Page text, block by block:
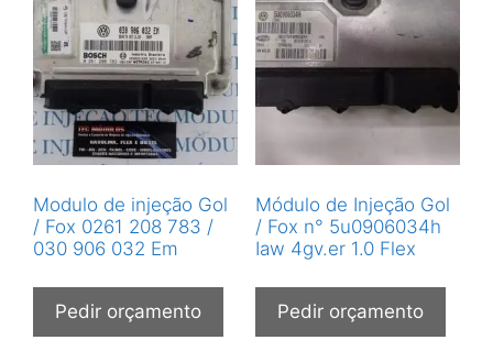
Modulo de injeção Gol
/ Fox 0261 208 783 /
030 906 032 Em
Pedir orçamento
Módulo de Injeção Gol
/ Fox n° 5u0906034h
Iaw 4gv.er 1.0 Flex
Pedir orçamento